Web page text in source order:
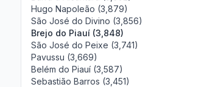
Hugo Napoleão (3,879)
São José do Divino (3,856)
Brejo do Piauí (3,848)
São José do Peixe (3,741)
Pavussu (3,669)
Belém do Piauí (3,587)
Sebastião Barros (3,451)